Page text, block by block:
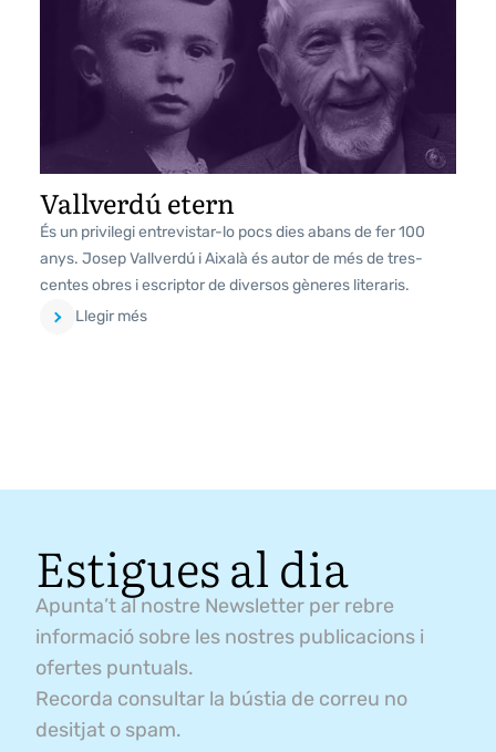
Vallverdú etern
És un privilegi entrevistar-lo pocs dies abans de fer 100
anys. Josep Vallverdú i Aixalà és autor de més de tres-
centes obres i escriptor de diversos gèneres literaris.
Llegir més
Estigues al dia
Apunta’t al nostre Newsletter per rebre
informació sobre les nostres publicacions i
ofertes puntuals.
Recorda consultar la bústia de correu no
desitjat o spam.